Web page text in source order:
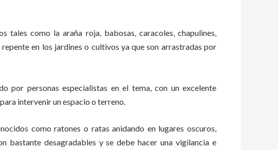
tales como la araña roja, babosas, caracoles, chapulines,
en los jardines o cultivos ya que son arrastradas por
por personas especialistas en el tema, con un excelente
intervenir un espacio o terreno.
como ratones o ratas anidando en lugares oscuros,
bastante desagradables y se debe hacer una vigilancia e